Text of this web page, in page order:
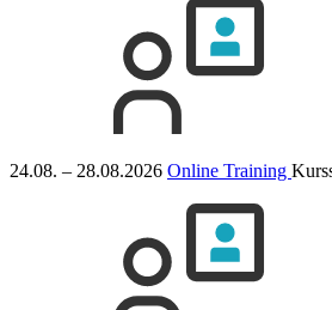
24.08. – 28.08.2026 Online Training